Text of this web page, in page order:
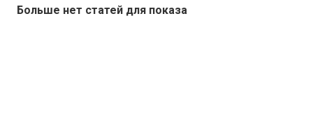
Больше нет статей для показа